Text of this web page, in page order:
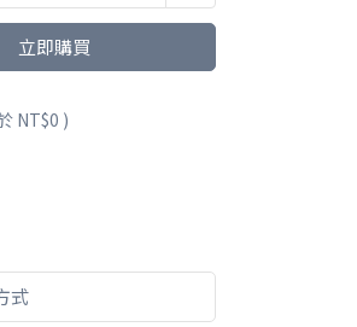
立即購買
NT$0 )
式